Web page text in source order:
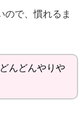
ので、慣れるま
んどんやりや